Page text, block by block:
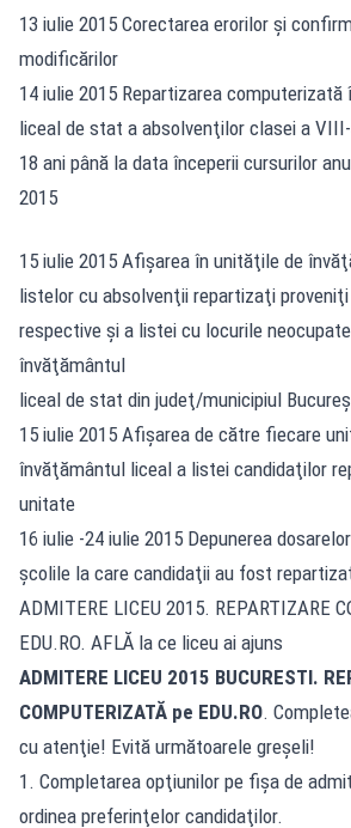
13 iulie 2015 Corectarea erorilor şi
modificărilor
14 iulie 2015 Repartizarea
liceal de stat a absolvenţilor clasei a
18 ani până la data începerii cursurilor
2015
15 iulie 2015 Afişarea în unităţile de
listelor cu absolvenţii repartizaţi
respective şi a listei cu locurile
învăţământul
liceal de stat din judeţ/municipiul
15 iulie 2015 Afişarea de către fiecare
învăţământul liceal a listei candidaţilor
unitate
16 iulie -24 iulie 2015 Depunerea
şcolile la care candidaţii au fost
ADMITERE LICEU 2015. REPARTIZARE
EDU.RO. AFLĂ la ce liceu ai ajuns
ADMITERE LICEU 2015 BUCURESTI.
COMPUTERIZATĂ pe EDU.RO.
cu atenţie! Evită următoarele greşeli!
1. Completarea opţiunilor pe fişa de
ordinea preferinţelor candidaţilor.